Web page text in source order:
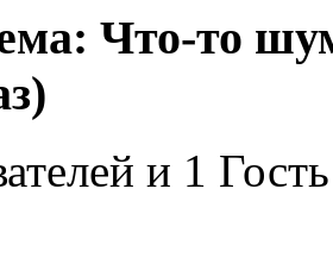
Что-то
и 1